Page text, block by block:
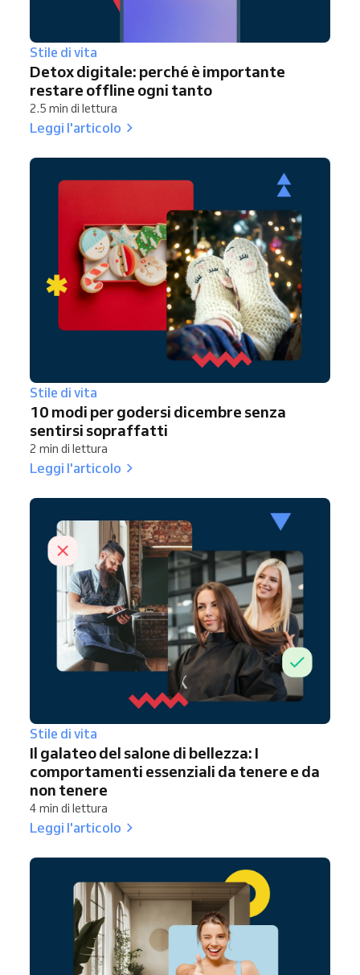
Stile di vita
Detox digitale: perché è importante
restare offline ogni tanto
2.5 min di lettura
Leggi l'articolo
Stile di vita
10 modi per godersi dicembre senza
sentirsi sopraffatti
2 min di lettura
Leggi l'articolo
Stile di vita
Il galateo del salone di bellezza: I
comportamenti essenziali da tenere e da
non tenere
4 min di lettura
Leggi l'articolo